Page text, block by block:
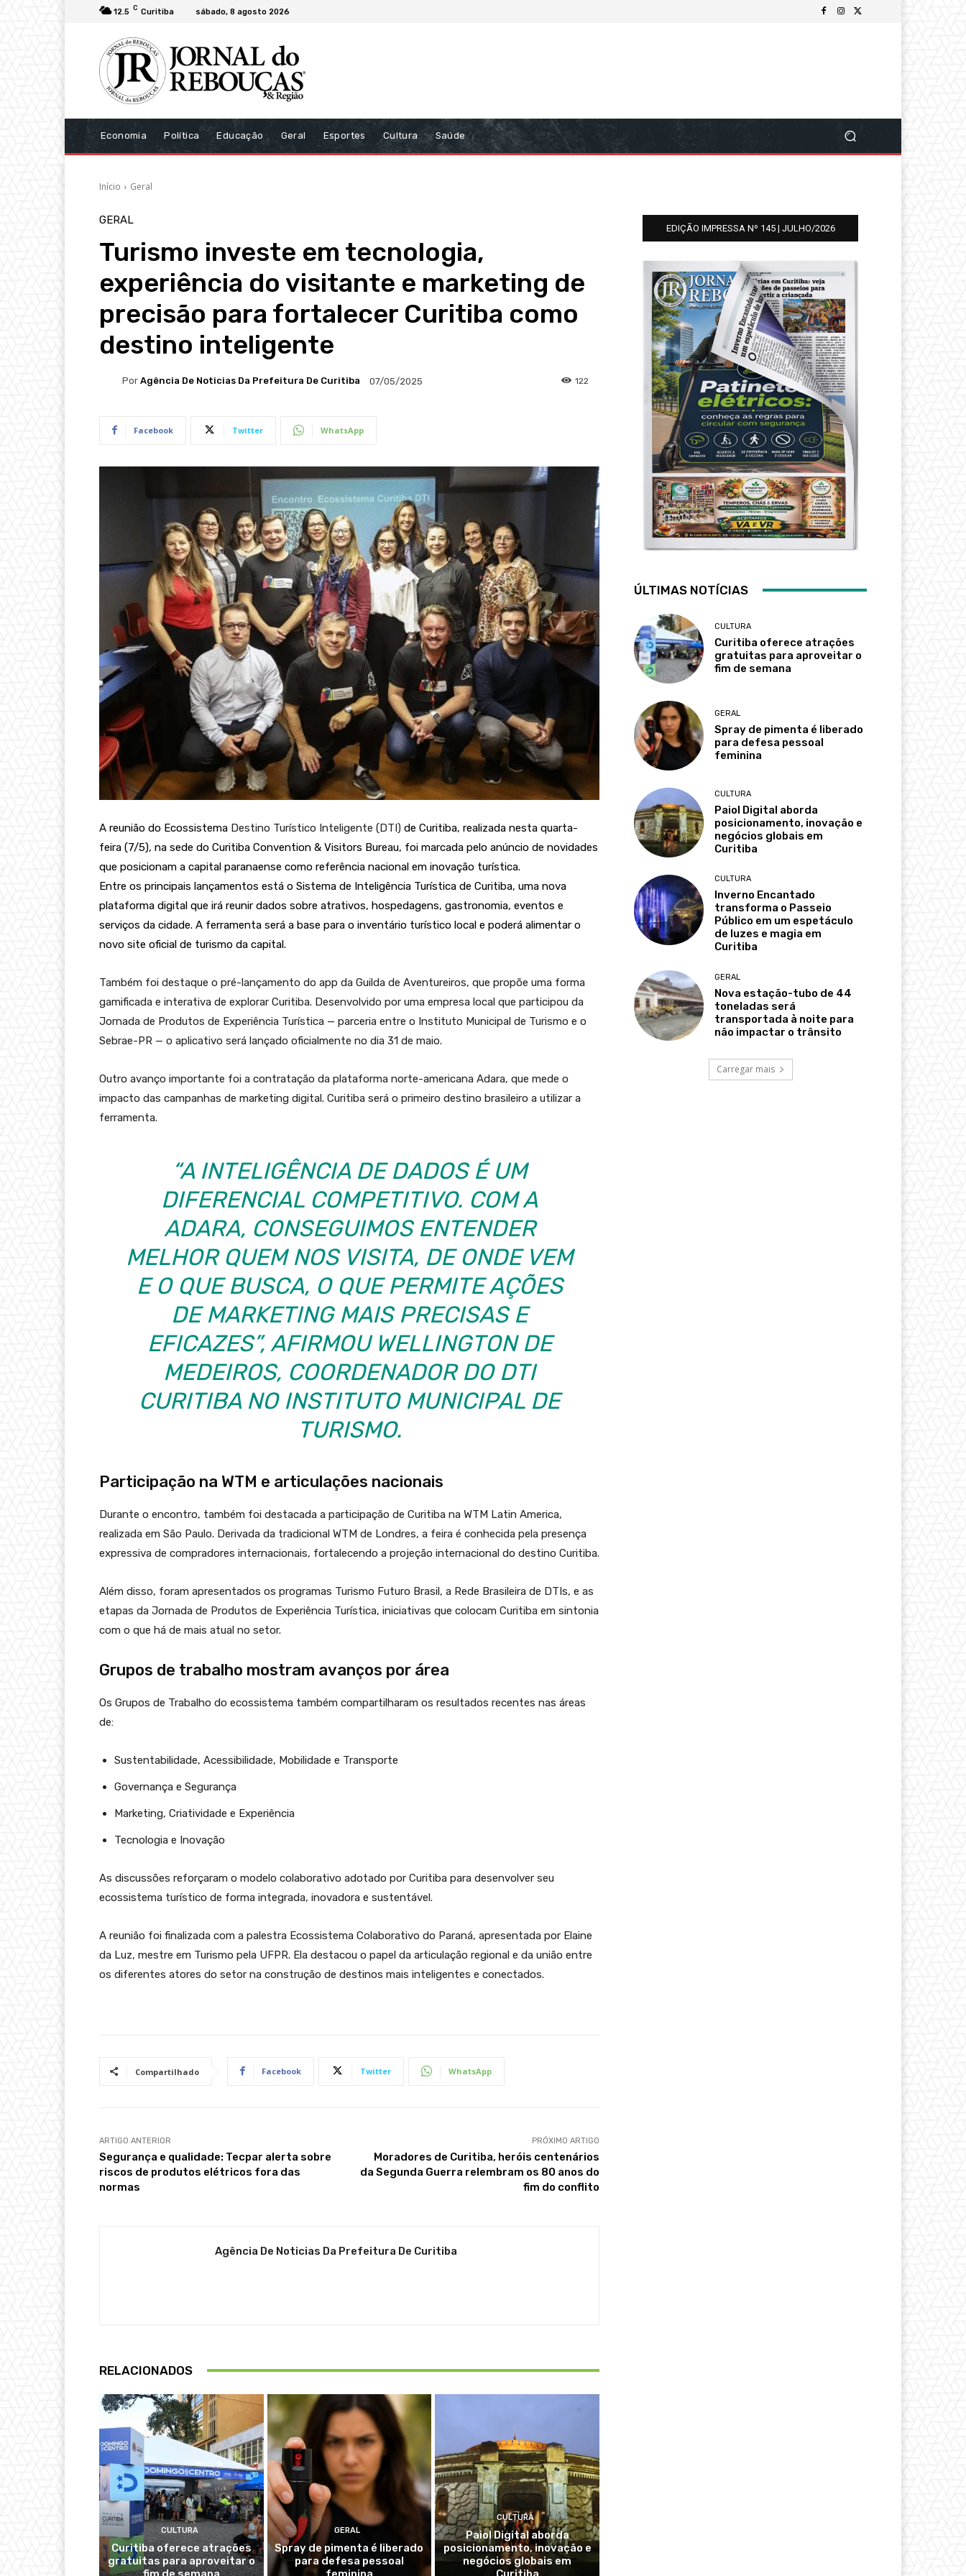
12.5 C Curitiba sábado, 8 agosto 2026
Economia Política Educação Geral Esportes Cultura Saúde
Início Geral
GERAL
Turismo investe em tecnologia,
experiência do visitante e marketing de
precisão para fortalecer Curitiba como
destino inteligente
Por Agência De Noticias Da Prefeitura De Curitiba 07/05/2025 122
Facebook Twitter WhatsApp
A reunião do Ecossistema Destino Turístico Inteligente (DTI) de Curitiba, realizada nesta quarta-
feira (7/5), na sede do Curitiba Convention & Visitors Bureau, foi marcada pelo anúncio de novidades
que posicionam a capital paranaense como referência nacional em inovação turística.
Entre os principais lançamentos está o Sistema de Inteligência Turística de Curitiba, uma nova
plataforma digital que irá reunir dados sobre atrativos, hospedagens, gastronomia, eventos e
serviços da cidade. A ferramenta será a base para o inventário turístico local e poderá alimentar o
novo site oficial de turismo da capital.
Também foi destaque o pré-lançamento do app da Guilda de Aventureiros, que propõe uma forma
gamificada e interativa de explorar Curitiba. Desenvolvido por uma empresa local que participou da
Jornada de Produtos de Experiência Turística — parceria entre o Instituto Municipal de Turismo e o
Sebrae-PR — o aplicativo será lançado oficialmente no dia 31 de maio.
Outro avanço importante foi a contratação da plataforma norte-americana Adara, que mede o
impacto das campanhas de marketing digital. Curitiba será o primeiro destino brasileiro a utilizar a
ferramenta.
“A INTELIGÊNCIA DE DADOS É UM
DIFERENCIAL COMPETITIVO. COM A
ADARA, CONSEGUIMOS ENTENDER
MELHOR QUEM NOS VISITA, DE ONDE VEM
E O QUE BUSCA, O QUE PERMITE AÇÕES
DE MARKETING MAIS PRECISAS E
EFICAZES”, AFIRMOU WELLINGTON DE
MEDEIROS, COORDENADOR DO DTI
CURITIBA NO INSTITUTO MUNICIPAL DE
TURISMO.
Participação na WTM e articulações nacionais
Durante o encontro, também foi destacada a participação de Curitiba na WTM Latin America,
realizada em São Paulo. Derivada da tradicional WTM de Londres, a feira é conhecida pela presença
expressiva de compradores internacionais, fortalecendo a projeção internacional do destino Curitiba.
Além disso, foram apresentados os programas Turismo Futuro Brasil, a Rede Brasileira de DTIs, e as
etapas da Jornada de Produtos de Experiência Turística, iniciativas que colocam Curitiba em sintonia
com o que há de mais atual no setor.
Grupos de trabalho mostram avanços por área
Os Grupos de Trabalho do ecossistema também compartilharam os resultados recentes nas áreas
de:
Sustentabilidade, Acessibilidade, Mobilidade e Transporte
Governança e Segurança
Marketing, Criatividade e Experiência
Tecnologia e Inovação
As discussões reforçaram o modelo colaborativo adotado por Curitiba para desenvolver seu
ecossistema turístico de forma integrada, inovadora e sustentável.
A reunião foi finalizada com a palestra Ecossistema Colaborativo do Paraná, apresentada por Elaine
da Luz, mestre em Turismo pela UFPR. Ela destacou o papel da articulação regional e da união entre
os diferentes atores do setor na construção de destinos mais inteligentes e conectados.
Compartilhado Facebook Twitter WhatsApp
ARTIGO ANTERIOR
Segurança e qualidade: Tecpar alerta sobre
riscos de produtos elétricos fora das
normas
PRÓXIMO ARTIGO
Moradores de Curitiba, heróis centenários
da Segunda Guerra relembram os 80 anos do
fim do conflito
Agência De Noticias Da Prefeitura De Curitiba
RELACIONADOS
CULTURA
Curitiba oferece atrações
gratuitas para aproveitar o
GERAL
Spray de pimenta é liberado
para defesa pessoal
CULTURA
Paiol Digital aborda
posicionamento, inovação e
negócios globais em
EDIÇÃO IMPRESSA Nº 145 | JULHO/2026
ÚLTIMAS NOTÍCIAS
CULTURA
Curitiba oferece atrações
gratuitas para aproveitar o
fim de semana
GERAL
Spray de pimenta é liberado
para defesa pessoal
feminina
CULTURA
Paiol Digital aborda
posicionamento, inovação e
negócios globais em
Curitiba
CULTURA
Inverno Encantado
transforma o Passeio
Público em um espetáculo
de luzes e magia em
Curitiba
GERAL
Nova estação-tubo de 44
toneladas será
transportada à noite para
não impactar o trânsito
Carregar mais